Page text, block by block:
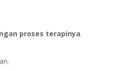
proses terapinya.